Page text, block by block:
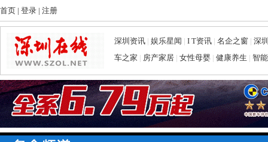
首页 | 登录 | 注册
深圳资讯 | 娱乐星闻 | I T资讯 | 名企之窗 | 深
车之家 | 房产家居 | 女性母婴 | 健康养生 | 智